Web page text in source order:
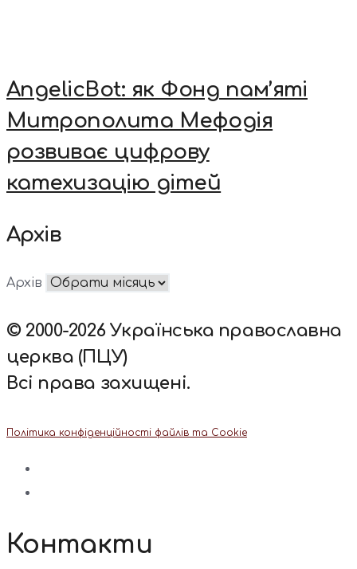
AngelicBot: як Фонд пам’яті
Митрополита Мефодія
розвиває цифрову
катехизацію дітей
Архів
Архів
© 2000-2026 Українська православна
церква (ПЦУ)
Всі права захищені.
Політика конфіденційності файлів та Cookie
Контакти